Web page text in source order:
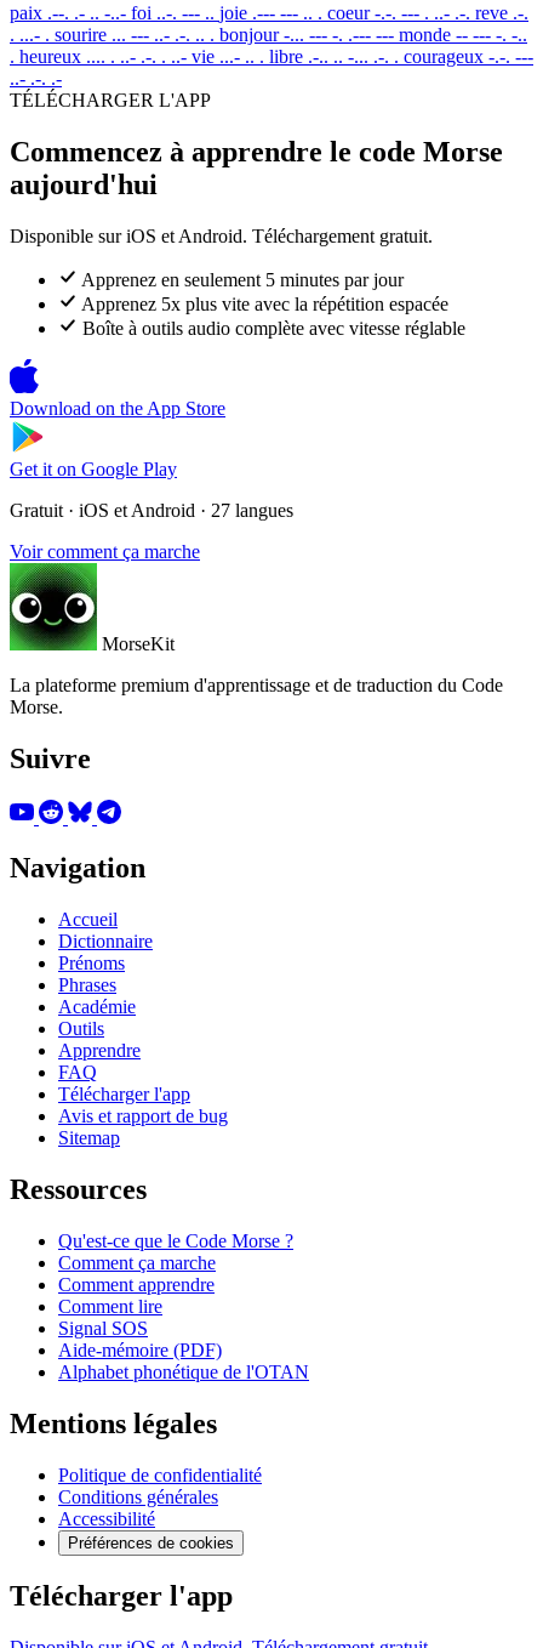
paix .--. .- .. -..- foi ..-. --- .. joie .--- --- .. . coeur -.-. --- . ..- .-. reve .-.
. ...- . sourire ... --- ..- .-. .. . bonjour -... --- -. .--- --- monde -- --- -. -..
. heureux .... . ..- .-. . ..- vie ...- .. . libre .-.. .. -... .-. . courageux -.-. ---
..- .-. .-
TÉLÉCHARGER L'APP
Commencez à apprendre le code Morse
aujourd'hui
Disponible sur iOS et Android. Téléchargement gratuit.
Apprenez en seulement 5 minutes par jour
Apprenez 5x plus vite avec la répétition espacée
Boîte à outils audio complète avec vitesse réglable
Download on the App Store
Get it on Google Play
Gratuit · iOS et Android · 27 langues
Voir comment ça marche
MorseKit
La plateforme premium d'apprentissage et de traduction du Code
Morse.
Suivre
Navigation
Accueil
Dictionnaire
Prénoms
Phrases
Académie
Outils
Apprendre
FAQ
Télécharger l'app
Avis et rapport de bug
Sitemap
Ressources
Qu'est-ce que le Code Morse ?
Comment ça marche
Comment apprendre
Comment lire
Signal SOS
Aide-mémoire (PDF)
Alphabet phonétique de l'OTAN
Mentions légales
Politique de confidentialité
Conditions générales
Accessibilité
Préférences de cookies
Télécharger l'app